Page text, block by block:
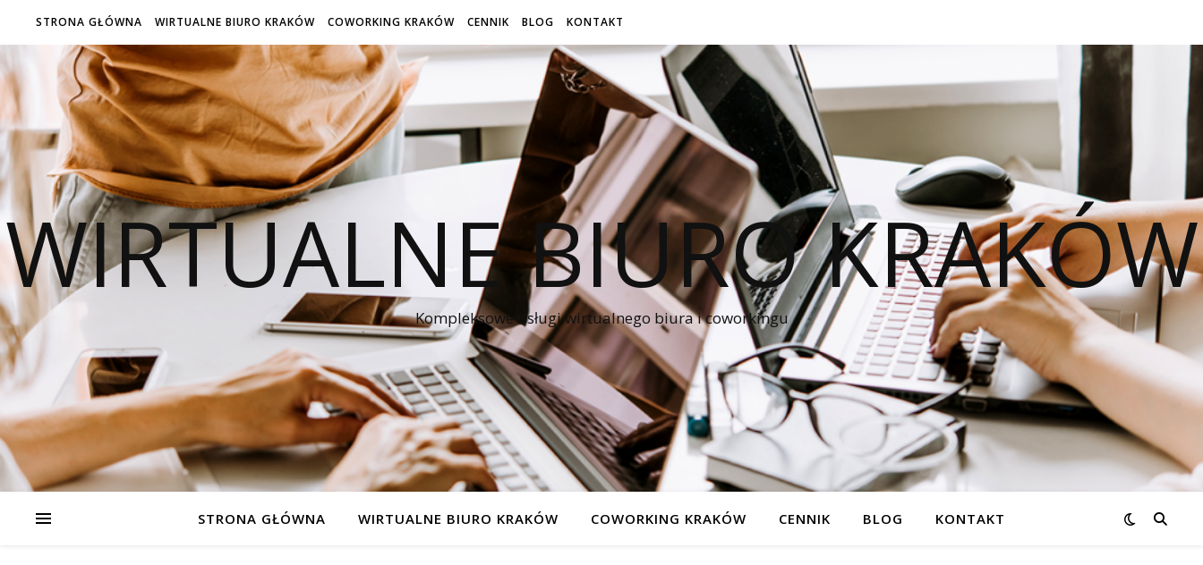
STRONA GŁÓWNA WIRTUALNE BIURO KRAKÓW COWORKING KRAKÓW CENNIK BLOG KONTAKT
WIRTUALNE BIURO KRAKÓW
Kompleksowe usługi wirtualnego biura i coworkingu
STRONA GŁÓWNA WIRTUALNE BIURO KRAKÓW COWORKING KRAKÓW CENNIK BLOG KONTAKT